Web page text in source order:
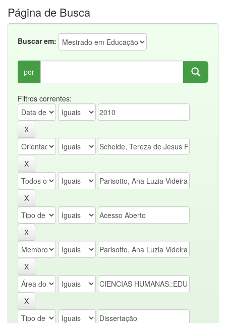
Página de Busca
Buscar em:
por
Filtros correntes: